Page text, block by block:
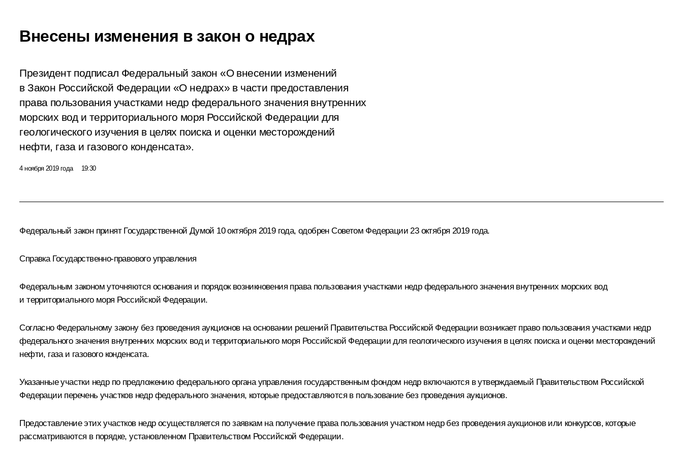
Внесены изменения в закон о недрах
Президент подписал Федеральный закон «О внесении изменений
в Закон Российской Федерации «О недрах» в части предоставления
права пользования участками недр федерального значения внутренних
морских вод и территориального моря Российской Федерации для
геологического изучения в целях поиска и оценки месторождений
нефти, газа и газового конденсата».
4 ноября 2019 года 19:30
Федеральный закон принят Государственной Думой 10 октября 2019 года, одобрен Советом Федерации 23 октября 2019 года.
Справка Государственно-правового управления
Федеральным законом уточняются основания и порядок возникновения права пользования участками недр федерального значения внутренних морских вод
и территориального моря Российской Федерации.
Согласно Федеральному закону без проведения аукционов на основании решений Правительства Российской Федерации возникает право пользования участками недр
федерального значения внутренних морских вод и территориального моря Российской Федерации для геологического изучения в целях поиска и оценки месторождений
нефти, газа и газового конденсата.
Указанные участки недр по предложению федерального органа управления государственным фондом недр включаются в утверждаемый Правительством Российской
Федерации перечень участков недр федерального значения, которые предоставляются в пользование без проведения аукционов.
Предоставление этих участков недр осуществляется по заявкам на получение права пользования участком недр без проведения аукционов или конкурсов, которые
рассматриваются в порядке, установленном Правительством Российской Федерации.